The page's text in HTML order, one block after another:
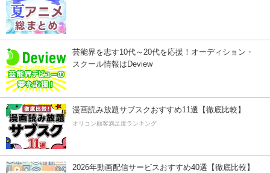
芸能界を志す10代～20代を応援！オーディション・
スクール情報はDeview
漫画読み放題サブスクおすすめ11選【徹底比較】
オリコン顧客満足度ランキング
2026年動画配信サービスおすすめ40選【徹底比較】